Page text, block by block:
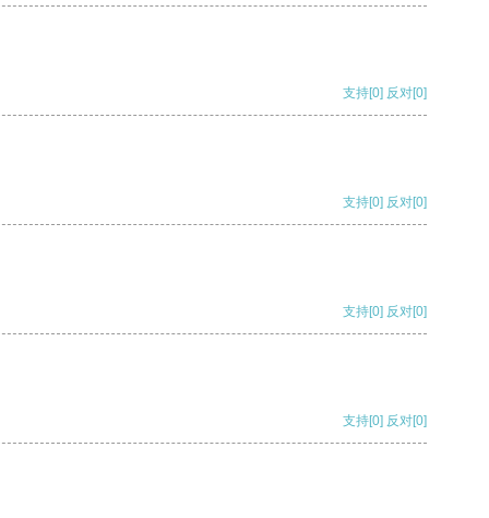
支持[0] 反对[0]
支持[0] 反对[0]
支持[0] 反对[0]
支持[0] 反对[0]